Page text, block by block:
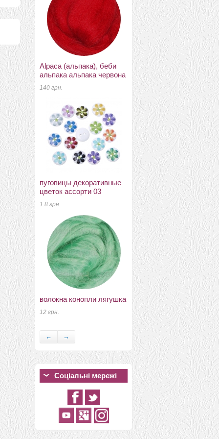
Alpaca (альпака), беби
альпака альпака червона
140 грн.
пуговицы декоративные
цветок ассорти 03
1.8 грн.
волокна конопли лягушка
12 грн.
коридейл
90 грн.
меринос 22-24мкм
Україна ТМ Наша пряжа
суворий
52 грн.
проволока для каркаса
синяя
13 грн.
← →
Соціальні мережі